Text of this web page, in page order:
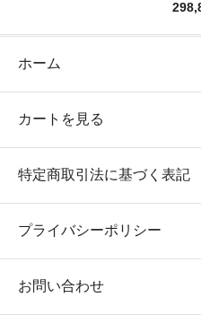
ホーム
カートを見る
特定商取引法に基づく表記
プライバシーポリシー
お問い合わせ